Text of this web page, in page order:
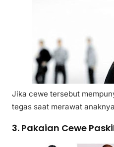
Jika cewe tersebut
tegas saat merawat
3. Pakaian Cewe